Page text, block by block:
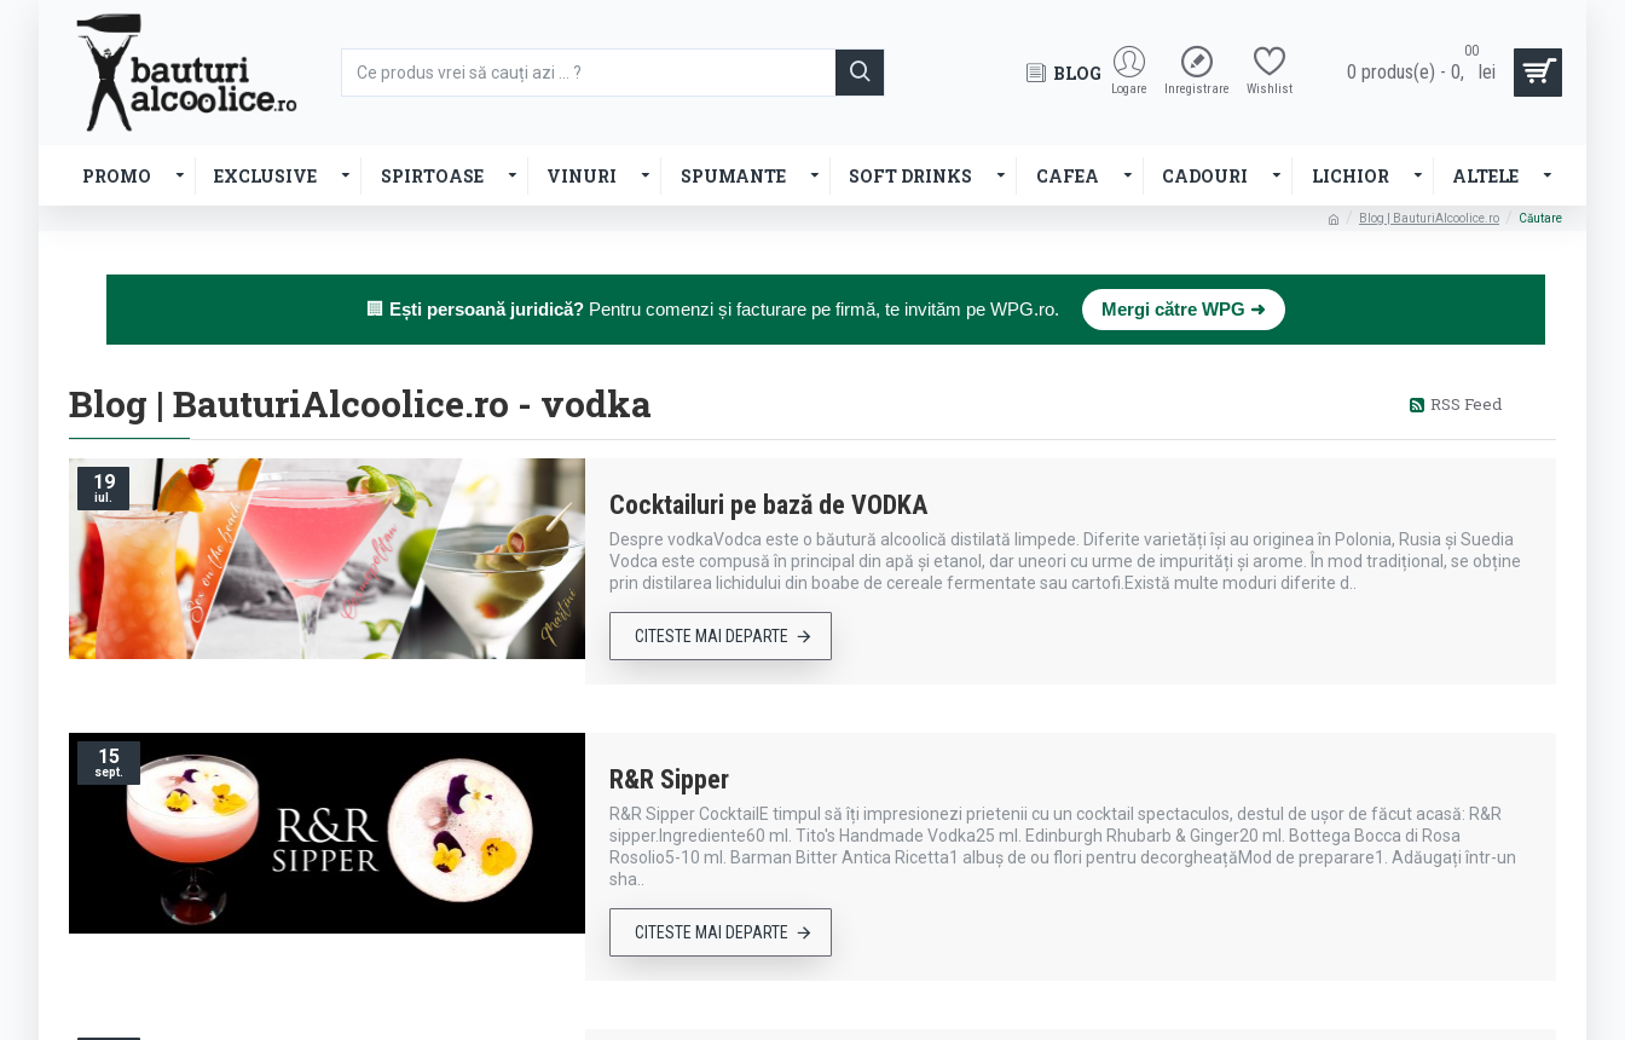
BLOG
Logare Inregistrare Wishlist
0 produs(e) - 0,
00
lei
PROMO EXCLUSIVE SPIRTOASE VINURI SPUMANTE SOFT DRINKS CAFEA CADOURI LICHIOR ALTELE
Blog | BauturiAlcoolice.ro Căutare
🏢 Ești persoană juridică? Pentru comenzi și facturare pe firmă, te invităm pe WPG.ro. Mergi către WPG ➜
Blog | BauturiAlcoolice.ro - vodka RSS Feed
19
iul. Cocktailuri pe bază de VODKA
Despre vodkaVodca este o băutură alcoolică distilată limpede. Diferite varietăți își au originea în Polonia, Rusia și Suedia
Vodca este compusă în principal din apă și etanol, dar uneori cu urme de impurități și arome. În mod tradițional, se obține
prin distilarea lichidului din boabe de cereale fermentate sau cartofi.Există multe moduri diferite d..
CITESTE MAI DEPARTE
15
sept. R&R Sipper
R&R Sipper CocktailE timpul să îți impresionezi prietenii cu un cocktail spectaculos, destul de ușor de făcut acasă: R&R
sipper.Ingrediente60 ml. Tito's Handmade Vodka25 ml. Edinburgh Rhubarb & Ginger20 ml. Bottega Bocca di Rosa
Rosolio5-10 ml. Barman Bitter Antica Ricetta1 albuș de ou flori pentru decorgheațăMod de preparare1. Adăugați într-un
sha..
CITESTE MAI DEPARTE